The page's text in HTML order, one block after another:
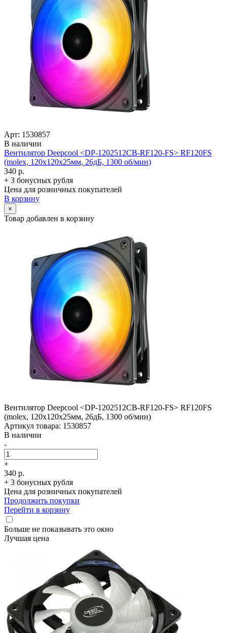
Арт: 1530857
В наличии
Вентилятор Deepcool <DP-1202512СВ-RF120-FS> RF120FS
(molex, 120x120x25мм, 26дБ, 1300 об/­мин)
340 р.
+ 3 бонусных рубля
Цена для розничных покупателей
В корзину
×
Товар добавлен в корзину
Вентилятор Deepcool <DP-1202512СВ-RF120-FS> RF120FS
(molex, 120x120x25мм, 26дБ, 1300 об/­мин)
Артикул товара: 1530857
В наличии
-
+
340 р.
+ 3 бонусных рубля
Цена для розничных покупателей
Продолжить покупки
Перейти в корзину
Больше не показывать это окно
Лучшая цена